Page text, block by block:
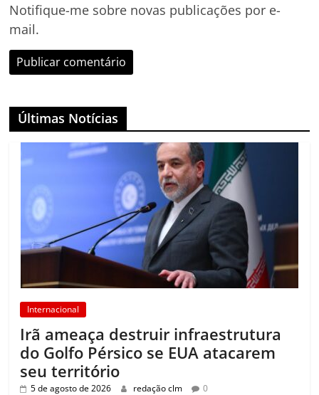
Notifique-me sobre novas publicações por e-
mail.
Últimas Notícias
Internacional
Irã ameaça destruir infraestrutura
do Golfo Pérsico se EUA atacarem
seu território
5 de agosto de 2026 redação clm 0